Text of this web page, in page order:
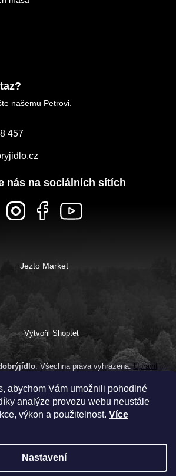
abychom Vám umožnili pohodlné
analýze provozu webu neustále
výkon a použitelnost. Více
Nastavení
našemu Petrovi.
457
nás na sociálních sítích
Jezto Market
Vytvořil Shoptet
. Všechna práva vyhrazena.Upravit